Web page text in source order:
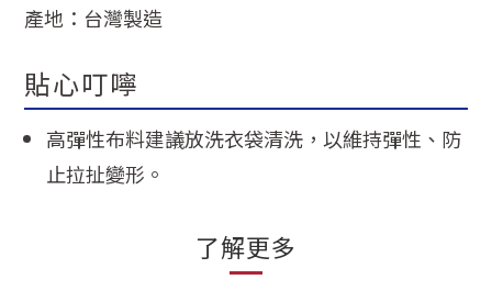
產地：台灣製造
貼心叮嚀
高彈性布料建議放洗衣袋清洗，以維持彈性、防
止拉扯變形。
了解更多